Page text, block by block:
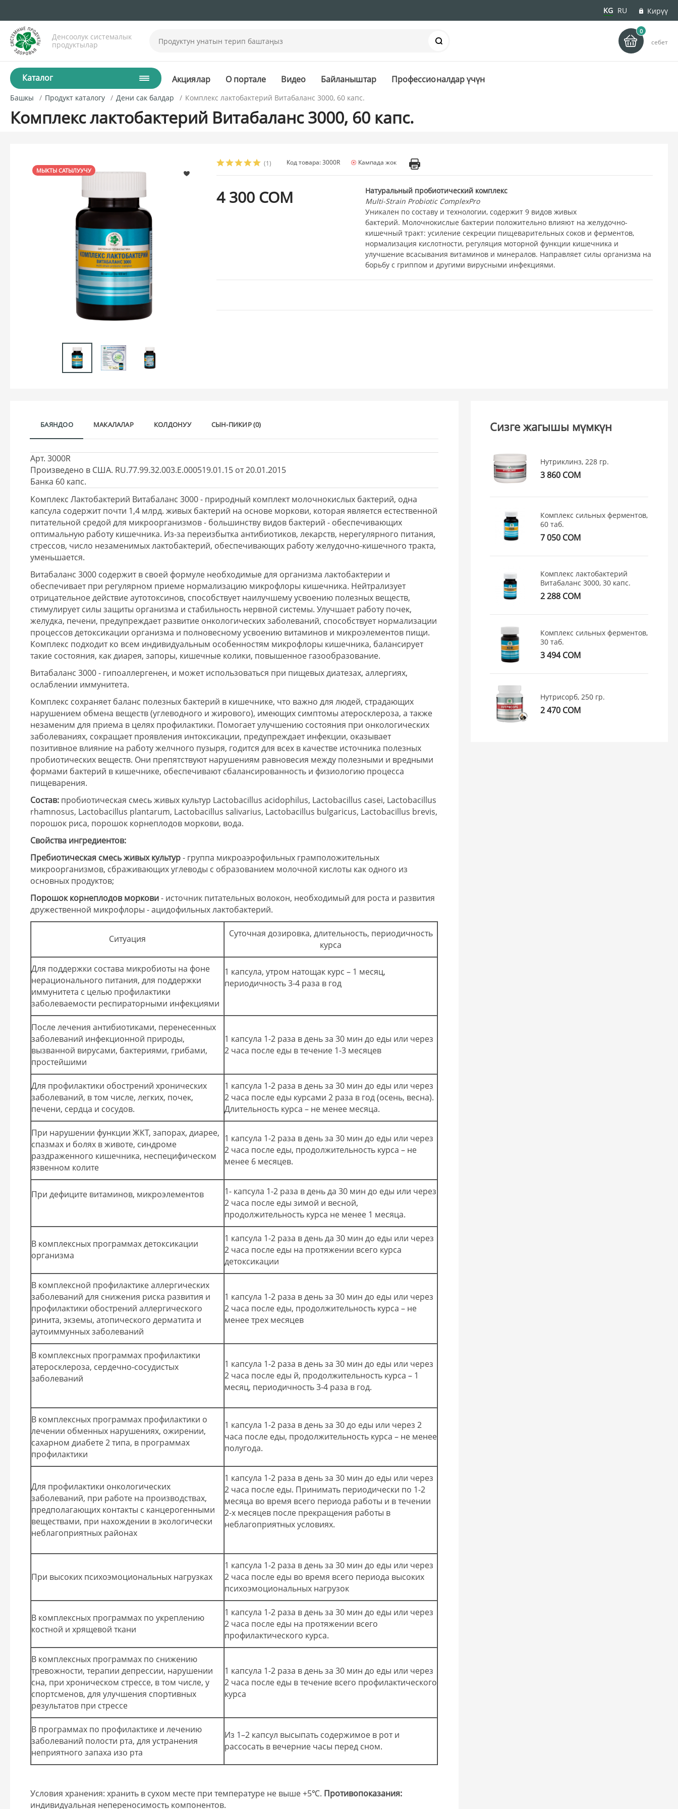
KG RU Кирүү
Денсоолук системалык
продуктылар
0
себет
Каталог Акциялар О портале Видео Байланыштар Профессионалдар үчүн
Башкы Продукт каталогу Дени сак балдар Комплекс лактобактерий Витабаланс 3000, 60 капс.
Комплекс лактобактерий Витабаланс 3000, 60 капс.
МЫКТЫ САТЫЛУУЧУ
(1) Код товара: 3000R Кампада жок
4 300 СОМ
Натуральный пробиотический комплекс
Multi-Strain Probiotic ComplexPro
Уникален по составу и технологии, содержит 9 видов живых
бактерий. Молочнокислые бактерии положительно влияют на желудочно-
кишечный тракт: усиление секреции пищеварительных соков и ферментов,
нормализация кислотности, регуляция моторной функции кишечника и
улучшение всасывания витаминов и минералов. Направляет силы организма на
борьбу с гриппом и другими вирусными инфекциями.
БАЯНДОО МАКАЛАЛАР КОЛДОНУУ СЫН-ПИКИР (0)
Арт. 3000R
Произведено в США. RU.77.99.32.003.Е.000519.01.15 от 20.01.2015
Банка 60 капс.
Комплекс Лактобактерий Витабаланс 3000 - природный комплект молочнокислых бактерий, одна
капсула содержит почти 1,4 млрд. живых бактерий на основе моркови, которая является естественной
питательной средой для микроорганизмов - большинству видов бактерий - обеспечивающих
оптимальную работу кишечника. Из-за переизбытка антибиотиков, лекарств, нерегулярного питания,
стрессов, число незаменимых лактобактерий, обеспечивающих работу желудочно-кишечного тракта,
уменьшается.
Витабаланс 3000 содержит в своей формуле необходимые для организма лактобактерии и
обеспечивает при регулярном приеме нормализацию микрофлоры кишечника. Нейтрализует
отрицательное действие аутотоксинов, способствует наилучшему усвоению полезных веществ,
стимулирует силы защиты организма и стабильность нервной системы. Улучшает работу почек,
желудка, печени, предупреждает развитие онкологических заболеваний, способствует нормализации
процессов детоксикации организма и полновесному усвоению витаминов и микроэлементов пищи.
Комплекс подходит ко всем индивидуальным особенностям микрофлоры кишечника, балансирует
такие состояния, как диарея, запоры, кишечные колики, повышенное газообразование.
Витабаланс 3000 - гипоаллергенен, и может использоваться при пищевых диатезах, аллергиях,
ослаблении иммунитета.
Комплекс сохраняет баланс полезных бактерий в кишечнике, что важно для людей, страдающих
нарушением обмена веществ (углеводного и жирового), имеющих симптомы атеросклероза, а также
незаменим для приема в целях профилактики. Помогает улучшению состояния при онкологических
заболеваниях, сокращает проявления интоксикации, предупреждает инфекции, оказывает
позитивное влияние на работу желчного пузыря, годится для всех в качестве источника полезных
пробиотических веществ. Они препятствуют нарушениям равновесия между полезными и вредными
формами бактерий в кишечнике, обеспечивают сбалансированность и физиологию процесса
пищеварения.
Состав: пробиотическая смесь живых культур Lactobacillus acidophilus, Lactobacillus casei, Lactobacillus
rhamnosus, Lactobacillus plantarum, Lactobacillus salivarius, Lactobacillus bulgaricus, Lactobacillus brevis,
порошок риса, порошок корнеплодов моркови, вода.
Свойства ингредиентов:
Пребиотическая смесь живых культур- группа микроаэрофильных грамположительных
микроорганизмов, сбраживающих углеводы с образованием молочной кислоты как одного из
основных продуктов;
Порошок корнеплодов моркови- источник питательных волокон, необходимый для роста и развития
дружественной микрофлоры - ацидофильных лактобактерий.
Ситуация
Суточная дозировка, длительность, периодичность
курса
Для поддержки состава микробиоты на фоне
нерационального питания, для поддержки
иммунитета с целью профилактики
заболеваемости респираторными инфекциями
1 капсула, утром натощак курс – 1 месяц,
периодичность 3-4 раза в год
После лечения антибиотиками, перенесенных
заболеваний инфекционной природы,
вызванной вирусами, бактериями, грибами,
простейшими
1 капсула 1-2 раза в день за 30 мин до еды или через
2 часа после еды в течение 1-3 месяцев
Для профилактики обострений хронических
заболеваний, в том числе, легких, почек,
печени, сердца и сосудов.
1 капсула 1-2 раза в день за 30 мин до еды или через
2 часа после еды курсами 2 раза в год (осень, весна).
Длительность курса – не менее месяца.
При нарушении функции ЖКТ, запорах, диарее,
спазмах и болях в животе, синдроме
раздраженного кишечника, неспецифическом
язвенном колите
1 капсула 1-2 раза в день за 30 мин до еды или через
2 часа после еды, продолжительность курса – не
менее 6 месяцев.
При дефиците витаминов, микроэлементов
1- капсула 1-2 раза в день да 30 мин до еды или через
2 часа после еды зимой и весной,
продолжительность курса не менее 1 месяца.
В комплексных программах детоксикации
организма
1 капсула 1-2 раза в день да 30 мин до еды или через
2 часа после еды на протяжении всего курса
детоксикации
В комплексной профилактике аллергических
заболеваний для снижения риска развития и
профилактики обострений аллергического
ринита, экземы, атопического дерматита и
аутоиммунных заболеваний
1 капсула 1-2 раза в день за 30 мин до еды или через
2 часа после еды, продолжительность курса – не
менее трех месяцев
В комплексных программах профилактики
атеросклероза, сердечно-сосудистых
заболеваний
1 капсула 1-2 раза в день за 30 мин до еды или через
2 часа после еды й, продолжительность курса – 1
месяц, периодичность 3-4 раза в год.
В комплексных программах профилактики о
лечении обменных нарушениях, ожирении,
сахарном диабете 2 типа, в программах
профилактики
1 капсула 1-2 раза в день за 30 до еды или через 2
часа после еды, продолжительность курса – не менее
полугода.
Для профилактики онкологических
заболеваний, при работе на производствах,
предполагающих контакты с канцерогенными
веществами, при нахождении в экологически
неблагоприятных районах
1 капсула 1-2 раза в день за 30 мин до еды или через
2 часа после еды. Принимать периодически по 1-2
месяца во время всего периода работы и в течении
2-х месяцев после прекращения работы в
неблагоприятных условиях.
При высоких психоэмоциональных нагрузках
1 капсула 1-2 раза в день за 30 мин до еды или через
2 часа после еды во время всего периода высоких
психоэмоциональных нагрузок
В комплексных программах по укреплению
костной и хрящевой ткани
1 капсула 1-2 раза в день за 30 мин до еды или через
2 часа после еды на протяжении всего
профилактического курса.
В комплексных программах по снижению
тревожности, терапии депрессии, нарушении
сна, при хроническом стрессе, в том числе, у
спортсменов, для улучшения спортивных
результатов при стрессе
1 капсула 1-2 раза в день за 30 мин до еды или через
2 часа после еды в течение всего профилактического
курса
В программах по профилактике и лечению
заболеваний полости рта, для устранения
неприятного запаха изо рта
Из 1–2 капсул высыпать содержимое в рот и
рассосать в вечерние часы перед сном.
Условия хранения: хранить в сухом месте при температуре не выше +5℃. Противопоказания:
индивидуальная непереносимость компонентов.
Сизге жагышы мүмкүн
Нутриклинз, 228 гр.
3 860 СОМ
Комплекс сильных ферментов,
60 таб.
7 050 СОМ
Комплекс лактобактерий
Витабаланс 3000, 30 капс.
2 288 СОМ
Комплекс сильных ферментов,
30 таб.
3 494 СОМ
Нутрисорб, 250 гр.
2 470 СОМ